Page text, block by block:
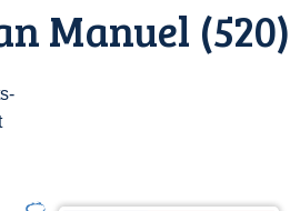
Manuel (520)